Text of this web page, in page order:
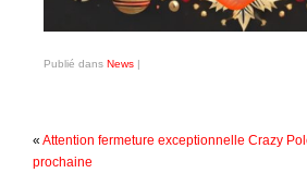
Publié dans News |
« Attention fermeture exceptionnelle Crazy
prochaine